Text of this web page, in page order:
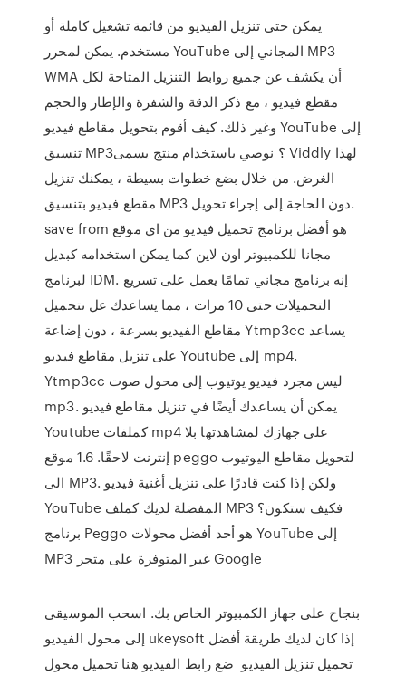
يمكن حتى تنزيل الفيديو من قائمة تشغيل كاملة أو
مستخدم. يمكن لمحرر YouTube المجاني إلى MP3
WMA أن يكشف عن جميع روابط التنزيل المتاحة لكل
مقطع فيديو ، مع ذكر الدقة والشفرة والإطار والحجم
وغير ذلك. كيف أقوم بتحويل مقاطع فيديو YouTube إلى
تنسيق MP3؟ نوصي باستخدام منتج يسمى Viddly لهذا
الغرض. من خلال بضع خطوات بسيطة ، يمكنك تنزيل
مقطع فيديو بتنسيق MP3 دون الحاجة إلى إجراء تحويل.
save from هو أفضل برنامج تحميل فيديو من اي موقع
مجانا للكمبيوتر اون لاين كما يمكن استخدامه كبديل
لبرنامج IDM. إنه برنامج مجاني تمامًا يعمل على تسريع
التحميلات حتى 10 مرات ، مما يساعدك عل ىتحميل
مقاطع الفيديو بسرعة ، دون إضاعة Ytmp3cc يساعد
على تنزيل مقاطع فيديو Youtube إلى mp4.
Ytmp3cc ليس مجرد فيديو يوتيوب إلى محول صوت
mp3. يمكن أن يساعدك أيضًا في تنزيل مقاطع فيديو
Youtube كملفات mp4 على جهازك لمشاهدتها بلا
إنترنت لاحقًا. 1.6 موقع peggo لتحويل مقاطع اليوتيوب
الى MP3. ولكن إذا كنت قادرًا على تنزيل أغنية فيديو
YouTube المفضلة لديك كملف MP3 فكيف ستكون؟
برنامج Peggo هو أحد أفضل محولات YouTube إلى
MP3 غير المتوفرة على متجر Google
بنجاح على جهاز الكمبيوتر الخاص بك. اسحب الموسيقى
إلى محول الفيديو ukeysoft إذا كان لديك طريقة أفضل
تحميل تنزيل الفيديو ضع رابط الفيديو هنا تحميل محول